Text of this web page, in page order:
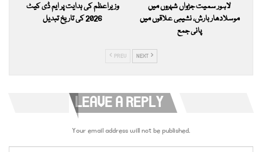
وزیراعظم کی ہدایت پر ایم ڈی کیٹ
2026 کی تاریخ تبدیل
لاہور سمیت جڑواں شہروں میں
موسلادھار بارش، نشیبی علاقوں میں
پانی جمع
PREV NEXT
LEAVE A REPLY
Your email address will not be published.